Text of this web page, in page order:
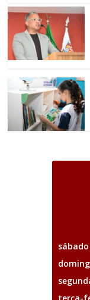
sábado